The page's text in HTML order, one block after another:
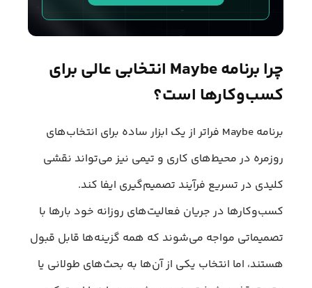
چرا برنامه Maybe انتخابی عالی برای
کسب‌وکارها است؟
برنامه Maybe فراتر از یک ابزار ساده برای انتخاب‌های
روزمره در محیط‌های کاری و تیمی نیز می‌تواند نقشی
کلیدی در تسریع فرآیند تصمیم‌گیری ایفا کند.
کسب‌وکارها در جریان فعالیت‌های روزانه خود بارها با
تصمیماتی مواجه می‌شوند که همه گزینه‌‌ها قابل قبول
هستند، اما انتخاب یکی از آن‌ها به بحث‌های طولانی یا